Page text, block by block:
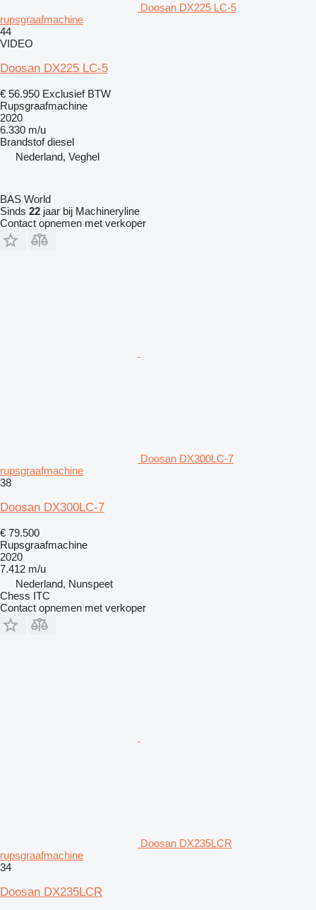
Doosan DX225 LC-5
rupsgraafmachine
44
VIDEO
Doosan DX225 LC-5
€ 56.950 Exclusief BTW
Rupsgraafmachine
2020
6.330 m/u
Brandstof diesel
Nederland, Veghel
BAS World
Sinds 22 jaar bij Machineryline
Contact opnemen met verkoper
Doosan DX300LC-7
rupsgraafmachine
38
Doosan DX300LC-7
€ 79.500
Rupsgraafmachine
2020
7.412 m/u
Nederland, Nunspeet
Chess ITC
Contact opnemen met verkoper
Doosan DX235LCR
rupsgraafmachine
34
Doosan DX235LCR